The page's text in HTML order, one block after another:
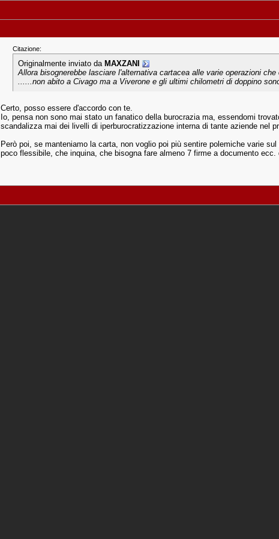
Citazione:
Originalmente inviato da MAXZANI
Allora bisognerebbe lasciare l'alternativa cartacea alle varie operazioni
......non abito a Civago ma a Viverone e gli ultimi chilometri di doppino
Certo, posso essere d'accordo con te.
Io, pensa non sono mai stato un fanatico della burocrazia ma, essendomi
scandalizza mai dei livelli di iperburocratizzazione interna di tante aziende nel
Però poi, se manteniamo la carta, non voglio poi più sentire polemiche varie
poco flessibile, che inquina, che bisogna fare almeno 7 firme a documento ecc.